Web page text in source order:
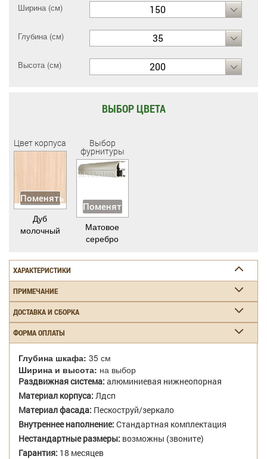
Ширина (см) 150
Глубина (см) 35
Высота (см) 200
ВЫБОР ЦВЕТА
Цвет корпуса
Поменять
Дуб
молочный
Выбор
фурнитуры
Поменять
Матовое
серебро
ХАРАКТЕРИСТИКИ
ПРИМЕЧАНИЕ
ДОСТАВКА И СБОРКА
ФОРМА ОПЛАТЫ
Глубина шкафа: 35 см
Ширина и высота: на выбор
Раздвижная система: алюминиевая нижнеопорная
Материал корпуса: Лдсп
Материал фасада: Пескоструй/зеркало
Внутреннее наполнение: Стандартная комплектация
Нестандартные размеры: возможны (звоните)
Гарантия: 18 месяцев